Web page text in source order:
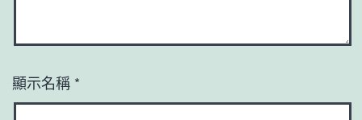
顯示名稱 *